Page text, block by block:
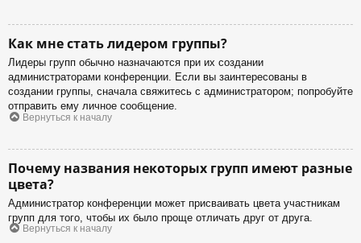
Как мне стать лидером группы?
Лидеры групп обычно назначаются при их создании
администраторами конференции. Если вы заинтересованы в
создании группы, сначала свяжитесь с администратором; попробуйте
отправить ему личное сообщение.
Вернуться к началу
Почему названия некоторых групп имеют разные
цвета?
Администратор конференции может присваивать цвета участникам
групп для того, чтобы их было проще отличать друг от друга.
Вернуться к началу